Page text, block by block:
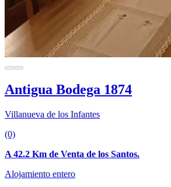
Antigua Bodega 1874
Villanueva de los Infantes
(0)
A 42.2 Km de Venta de los Santos.
Alojamiento entero